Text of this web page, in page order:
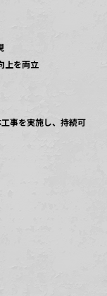
上を両立
事を実施し、持続可